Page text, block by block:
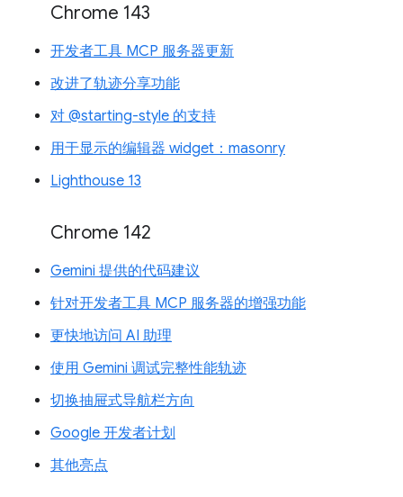
Chrome 143
开发者工具 MCP 服务器更新
改进了轨迹分享功能
对 @starting-style 的支持
用于显示的编辑器 widget：masonry
Lighthouse 13
Chrome 142
Gemini 提供的代码建议
针对开发者工具 MCP 服务器的增强功能
更快地访问 AI 助理
使用 Gemini 调试完整性能轨迹
切换抽屉式导航栏方向
Google 开发者计划
其他亮点